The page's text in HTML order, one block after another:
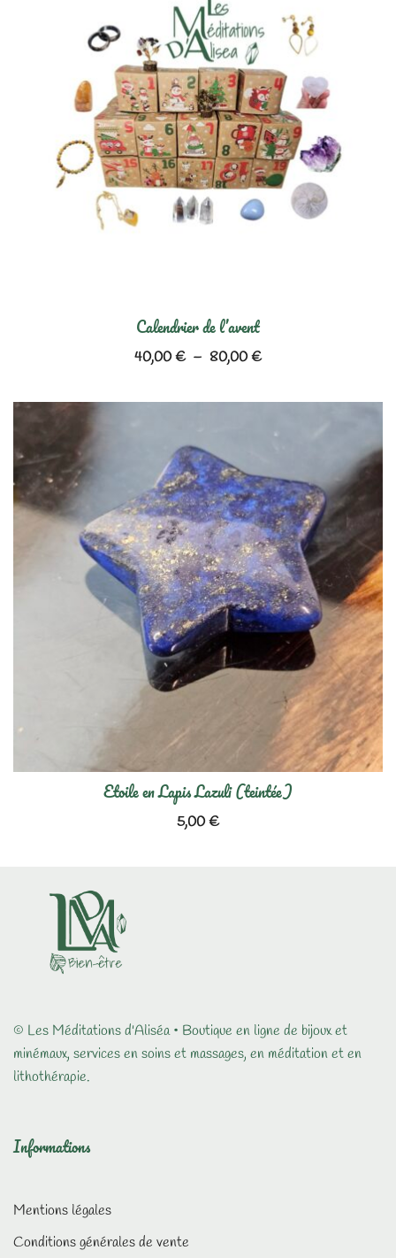
Calendrier de l’avent
40,00€ – 80,00€Plage
prix :
80,00 €
Etoile en Lapis Lazuli (teintée)
5,00€
© Les Méditations d'Aliséa • Boutique en ligne de bijoux et
minémaux, services en soins et massages, en méditation et en
lithothérapie.
Informations
Mentions légales
Conditions générales de vente